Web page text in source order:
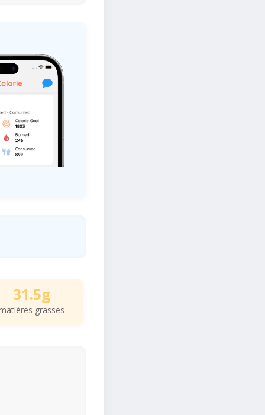
31.5g
grasses